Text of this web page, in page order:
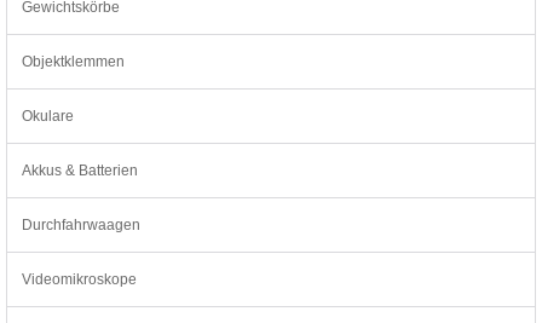
Gewichtskörbe
Objektklemmen
Okulare
Akkus & Batterien
Durchfahrwaagen
Videomikroskope